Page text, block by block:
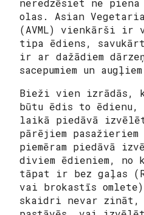
neredzēsiet ne piena
olas. Asian
(AVML) vienkārši ir
tipa ēdiens,
ir ar dažādiem
sacepumiem un
Bieži vien izrādās,
būtu ēdis to ēdienu,
laikā piedāvā
pārējiem
piemēram piedāvā
diviem ēdieniem, no
tāpat ir bez gaļas
vai brokastīs
skaidri nevar